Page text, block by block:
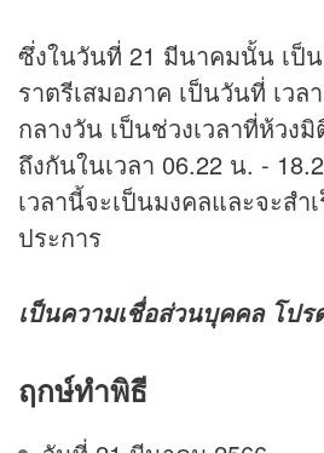
ซึ่งในวันที่ 21 มีนาคมนั้น เป็
ราตรีเสมอภาค เป็นวันที่ เวล
กลางวัน เป็นช่วงเวลาที่ห้วง
ถึงกันในเวลา 06.22 น. -
เวลานี้จะเป็นมงคลและจะสำ
ประการ
เป็นความเชื่อส่วนบุคคล โป
ฤกษ์ทำพิธี